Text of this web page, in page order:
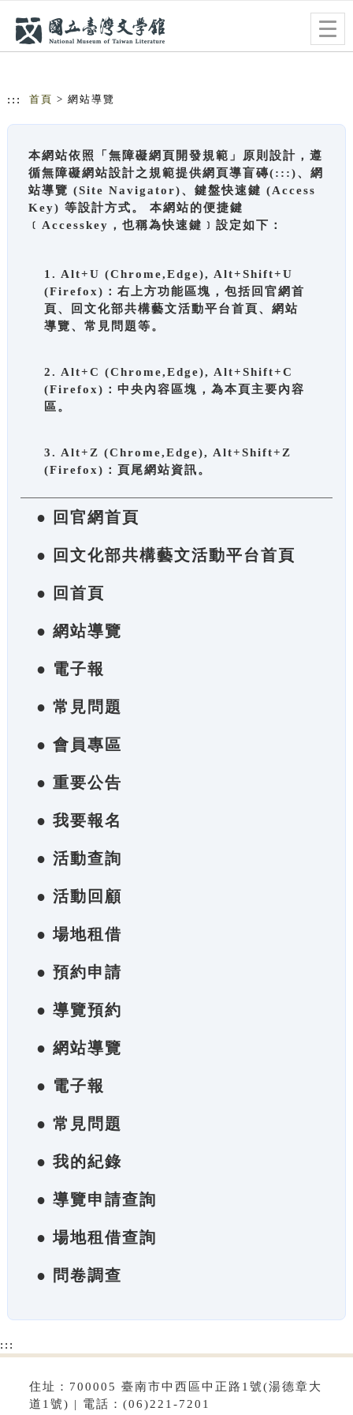
::: 首頁 > 網站導覽
本網站依照「無障礙網頁開發規範」原則設計，遵
循無障礙網站設計之規範提供網頁導盲磚(:::)、網
站導覽 (Site Navigator)、鍵盤快速鍵 (Access
Key) 等設計方式。 本網站的便捷鍵
﹝Accesskey，也稱為快速鍵﹞設定如下：
1. Alt+U (Chrome,Edge), Alt+Shift+U
(Firefox)：右上方功能區塊，包括回官網首
頁、回文化部共構藝文活動平台首頁、網站
導覽、常見問題等。
2. Alt+C (Chrome,Edge), Alt+Shift+C
(Firefox)：中央內容區塊，為本頁主要內容
區。
3. Alt+Z (Chrome,Edge), Alt+Shift+Z
(Firefox)：頁尾網站資訊。
● 回官網首頁
● 回文化部共構藝文活動平台首頁
● 回首頁
● 網站導覽
● 電子報
● 常見問題
● 會員專區
● 重要公告
● 我要報名
● 活動查詢
● 活動回顧
● 場地租借
● 預約申請
● 導覽預約
● 網站導覽
● 電子報
● 常見問題
● 我的紀錄
● 導覽申請查詢
● 場地租借查詢
● 問卷調查
:::
住址：700005 臺南市中西區中正路1號(湯德章大
道1號) | 電話：(06)221-7201